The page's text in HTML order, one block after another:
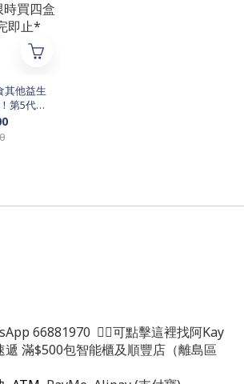
其他益生
第5代！
：益生
生元！
66881970 👈🏻可點擊這裡找阿Kay
遞 滿$500包智能櫃及順豐店（離島區